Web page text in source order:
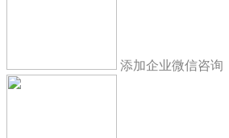
添加企业微信咨询